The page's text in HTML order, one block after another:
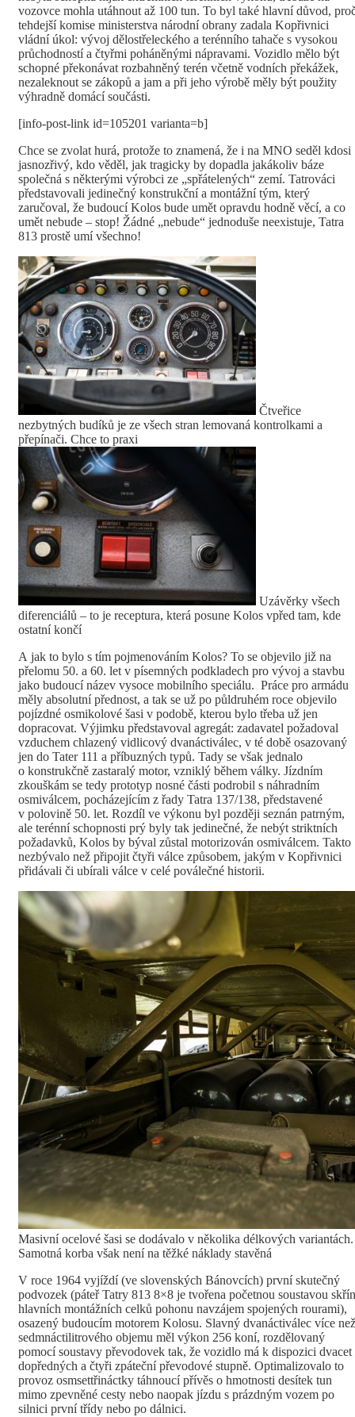
vozovce mohla utáhnout až 100 tun. To byl také hlavní důvod,
tehdejší komise ministerstva národní obrany zadala Kopřivnici
vládní úkol: vývoj dělostřeleckého a terénního tahače s vysokou
průchodností a čtyřmi poháněnými nápravami. Vozidlo mělo být
schopné překonávat rozbahněný terén včetně vodních překážek,
nezaleknout se zákopů a jam a při jeho výrobě měly být použity
výhradně domácí součásti.
[info-post-link id=105201 varianta=b]
Chce se zvolat hurá, protože to znamená, že i na MNO seděl kdosi
jasnozřivý, kdo věděl, jak tragicky by dopadla jakákoliv báze
společná s některými výrobci ze „spřátelených“ zemí. Tatrováci
představovali jedinečný konstrukční a montážní tým, který
zaručoval, že budoucí Kolos bude umět opravdu hodně věcí, a co
umět nebude – stop! Žádné „nebude“ jednoduše neexistuje, Tatra
813 prostě umí všechno!
Čtveřice
nezbytných budíků je ze všech stran lemovaná kontrolkami a
přepínači. Chce to praxi
Uzávěrky všech
diferenciálů – to je receptura, která posune Kolos vpřed tam, kde
ostatní končí
A jak to bylo s tím pojmenováním Kolos? To se objevilo již na
přelomu 50. a 60. let v písemných podkladech pro vývoj a stavbu
jako budoucí název vysoce mobilního speciálu. Práce pro armádu
měly absolutní přednost, a tak se už po půldruhém roce objevilo
pojízdné osmikolové šasi v podobě, kterou bylo třeba už jen
dopracovat. Výjimku představoval agregát: zadavatel požadoval
vzduchem chlazený vidlicový dvanáctiválec, v té době osazovaný
jen do Tater 111 a příbuzných typů. Tady se však jednalo
o konstrukčně zastaralý motor, vzniklý během války. Jízdním
zkouškám se tedy prototyp nosné části podrobil s náhradním
osmiválcem, pocházejícím z řady Tatra 137/138, představené
v polovině 50. let. Rozdíl ve výkonu byl později seznán patrným,
ale terénní schopnosti prý byly tak jedinečné, že nebýt striktních
požadavků, Kolos by býval zůstal motorizován osmiválcem. Takto
nezbývalo než připojit čtyři válce způsobem, jakým v Kopřivnici
přidávali či ubírali válce v celé poválečné historii.
Masivní ocelové šasi se dodávalo v několika délkových variantách.
Samotná korba však není na těžké náklady stavěná
V roce 1964 vyjíždí (ve slovenských Bánovcích) první skutečný
podvozek (páteř Tatry 813 8×8 je tvořena početnou soustavou
hlavních montážních celků pohonu navzájem spojených rourami),
osazený budoucím motorem Kolosu. Slavný dvanáctiválec více než
sedmnáctilitrového objemu měl výkon 256 koní, rozdělovaný
pomocí soustavy převodovek tak, že vozidlo má k dispozici dvacet
dopředných a čtyři zpáteční převodové stupně. Optimalizovalo to
provoz osmsettřináctky táhnoucí přívěs o hmotnosti desítek tun
mimo zpevněné cesty nebo naopak jízdu s prázdným vozem po
silnici první třídy nebo po dálnici.